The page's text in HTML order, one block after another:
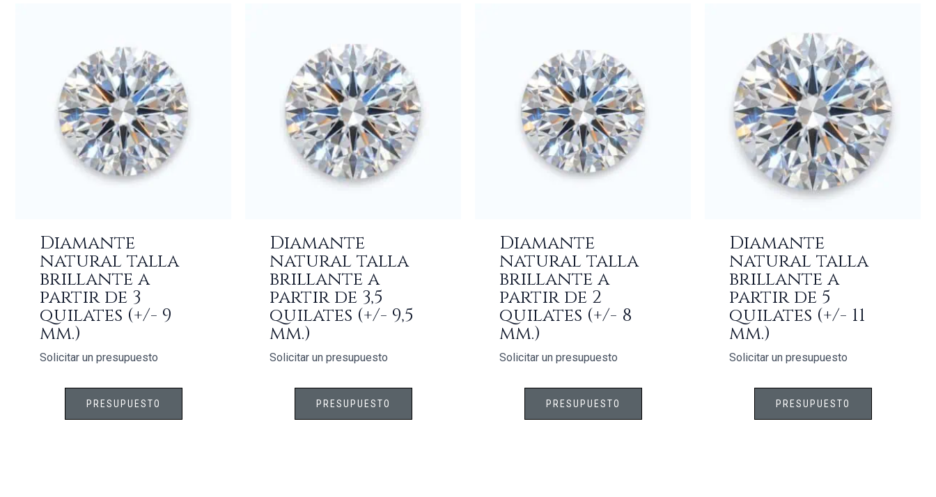
Diamante
natural talla
brillante a
partir de 3
quilates (+/- 9
mm.)
Solicitar un presupuesto
PRESUPUESTO
Diamante
natural talla
brillante a
partir de 3,5
quilates (+/- 9,5
mm.)
Solicitar un presupuesto
PRESUPUESTO
Diamante
natural talla
brillante a
partir de 2
quilates (+/- 8
mm.)
Solicitar un presupuesto
PRESUPUESTO
Diamante
natural talla
brillante a
partir de 5
quilates (+/- 11
mm.)
Solicitar un presupuesto
PRESUPUESTO